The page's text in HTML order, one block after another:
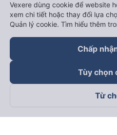
Hỗ trợ
Trở thành đối tác
Đối tác thanh toán
Vexere dùng cookie để website
xem chi tiết hoặc thay đổi lựa
Quản lý cookie. Tìm hiểu thêm
Chấp
Tùy chọn
Từ